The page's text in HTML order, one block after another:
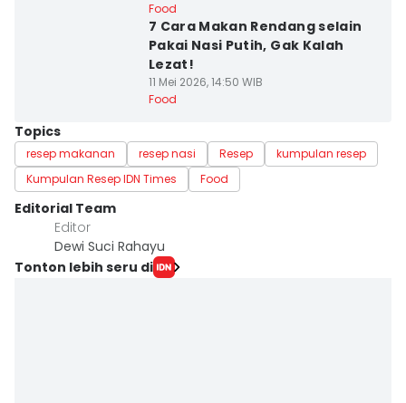
Food
7 Cara Makan Rendang selain
Pakai Nasi Putih, Gak Kalah
Lezat!
11 Mei 2026, 14:50 WIB
Food
Topics
resep makanan resep nasi Resep
kumpulan resep
Kumpulan Resep IDN Times
Food
Editorial Team
Editor
Dewi Suci Rahayu
Tonton lebih seru di